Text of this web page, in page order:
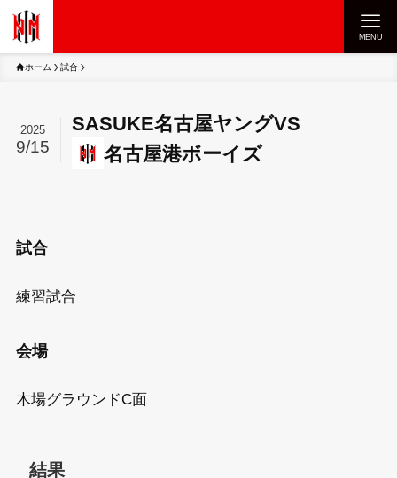
MENU
ホーム 試合
SASUKE名古屋ヤングVS
名古屋港ボーイズ
2025
9/15
試合
練習試合
会場
木場グラウンドC面
結果